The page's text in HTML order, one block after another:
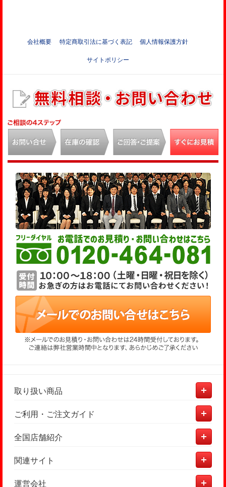
会社概要 特定商取引法に基づく表記 個人情報保護方針
サイトポリシー
取り扱い商品
ご利用・ご注文ガイド
全国店舗紹介
関連サイト
運営会社